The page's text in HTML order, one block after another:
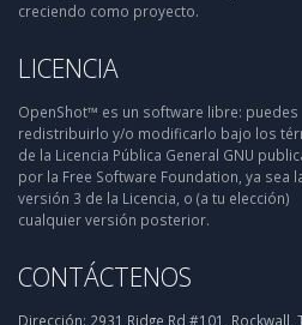
creciendo como proyecto.
LICENCIA
OpenShot™ es un software libre: puedes
redistribuirlo y/o modificarlo bajo los
de la Licencia Pública General GNU
por la Free Software Foundation, ya sea
versión 3 de la Licencia, o (a tu elección)
cualquier versión posterior.
CONTÁCTENOS
Dirección: 2931 Ridge Rd #101, Rockwall,